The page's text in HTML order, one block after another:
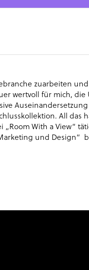
zuarbeiten
wertvoll für mich,
All das
„Room With a View“
und Design“